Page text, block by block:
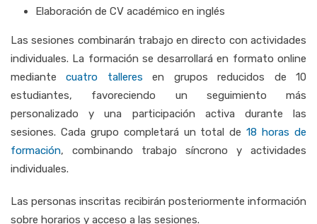
Elaboración de CV académico en inglés
Las sesiones combinarán trabajo en directo con actividades
individuales. La formación se desarrollará en formato online
mediantecuatro talleres en grupos reducidos de 10
estudiantes, favoreciendo un seguimiento más
personalizado y una participación activa durante las
sesiones. Cada grupo completará un total de18 horas de
formación, combinando trabajo síncrono y actividades
individuales.
Las personas inscritas recibirán posteriormente información
sobre horarios y acceso a las sesiones.